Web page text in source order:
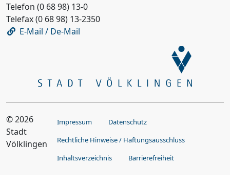
Telefon (0 68 98) 13-0
Telefax (0 68 98) 13-2350
E-Mail / De-Mail
© 2026
Stadt
Völklingen
Impressum
Datenschutz
Rechtliche Hinweise / Haftungsausschluss
Inhaltsverzeichnis
Barrierefreiheit